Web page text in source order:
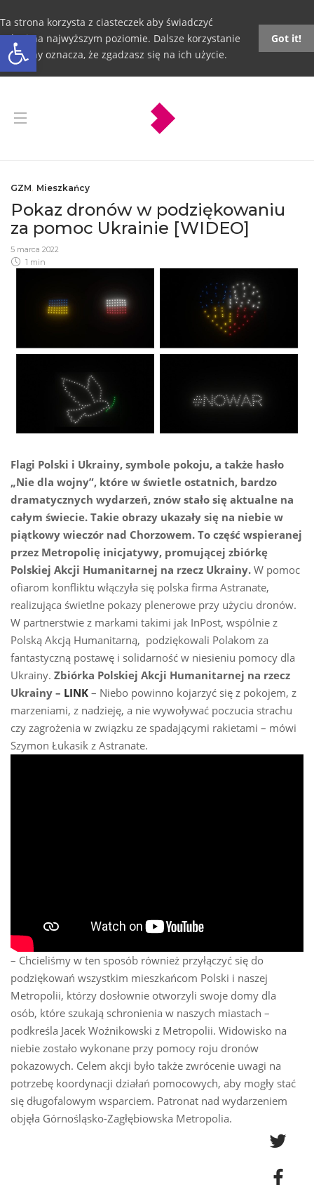
Otwórz pasek narzędzi
Ta strona korzysta z ciasteczek aby świadczyć
usługi na najwyższym poziomie. Dalsze korzystanie
ze strony oznacza, że zgadzasz się na ich użycie.
Got it!
GZM, Mieszkańcy
Pokaz dronów w podziękowaniu
za pomoc Ukrainie [WIDEO]
5 marca 2022
1 min
Flagi Polski i Ukrainy, symbole pokoju, a także hasło
„Nie dla wojny”, które w świetle ostatnich, bardzo
dramatycznych wydarzeń, znów stało się aktualne na
całym świecie. Takie obrazy ukazały się na niebie w
piątkowy wieczór nad Chorzowem. To część wspieranej
przez Metropolię inicjatywy, promującej zbiórkę
Polskiej Akcji Humanitarnej na rzecz Ukrainy. W pomoc
ofiarom konfliktu włączyła się polska firma Astranate,
realizująca świetlne pokazy plenerowe przy użyciu dronów.
W partnerstwie z markami takimi jak InPost, wspólnie z
Polską Akcją Humanitarną, podziękowali Polakom za
fantastyczną postawę i solidarność w niesieniu pomocy dla
Ukrainy. Zbiórka Polskiej Akcji Humanitarnej na rzecz
Ukrainy – LINK – Niebo powinno kojarzyć się z pokojem, z
marzeniami, z nadzieję, a nie wywoływać poczucia strachu
czy zagrożenia w związku ze spadającymi rakietami – mówi
Szymon Łukasik z Astranate.
– Chcieliśmy w ten sposób również przyłączyć się do
podziękowań wszystkim mieszkańcom Polski i naszej
Metropolii, którzy dosłownie otworzyli swoje domy dla
osób, które szukają schronienia w naszych miastach –
podkreśla Jacek Woźnikowski z Metropolii. Widowisko na
niebie zostało wykonane przy pomocy roju dronów
pokazowych. Celem akcji było także zwrócenie uwagi na
potrzebę koordynacji działań pomocowych, aby mogły stać
się długofalowym wsparciem. Patronat nad wydarzeniem
objęła Górnośląsko-Zagłębiowska Metropolia.